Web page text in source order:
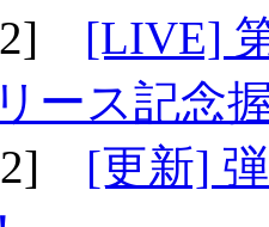
[LIVE]
ース記念
[更新]